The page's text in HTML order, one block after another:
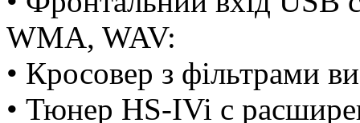
WMA, WAV:
• Кросовер з фільтрами
• Тюнер HS-IVi с